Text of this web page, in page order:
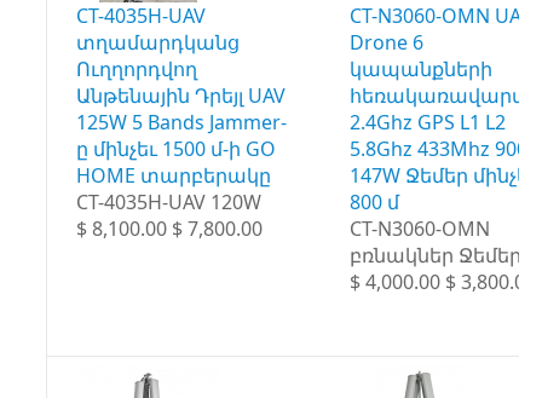
CT-4035H-UAV
տղամարդկանց
Ուղղորդվող
Անթենային Դրեյլ UAV
125W 5 Bands Jammer-
ը մինչեւ 1500 մ-ի GO
HOME տարբերակը
CT-4035H-UAV 120W
$ 8,100.00 $ 7,800.00
CT-N3060-OMN UAV
Drone 6
կապանքների
2.4Ghz GPS L1 L2
5.8Ghz 433Mhz
147W Ջեմեր մինչեւ
800 մ
CT-N3060-OMN
բռնակներ Ջեմեր
$ 4,000.00 $ 3,800.00